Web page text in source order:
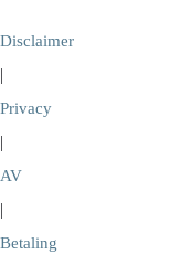
Disclaimer
|
Privacy
|
AV
|
Betaling